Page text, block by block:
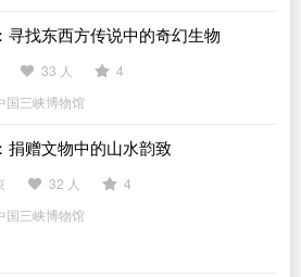
寻找东西方传说中的奇幻生物
33 人
4
国三峡博物馆
捐赠文物中的山水韵致
32 人
4
国三峡博物馆